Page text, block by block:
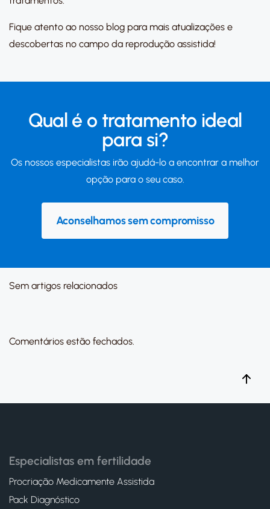
Fique atento ao nosso blog para mais atualizações e
descobertas no campo da reprodução assistida!
Qual é o tratamento ideal
para si?
Os nossos especialistas irão ajudá-lo a encontrar a melhor
opção para o seu caso.
Aconselhamos sem compromisso
Sem artigos relacionados
Comentários estão fechados.
Especialistas em fertilidade
Procriação Medicamente Assistida
Pack Diagnóstico